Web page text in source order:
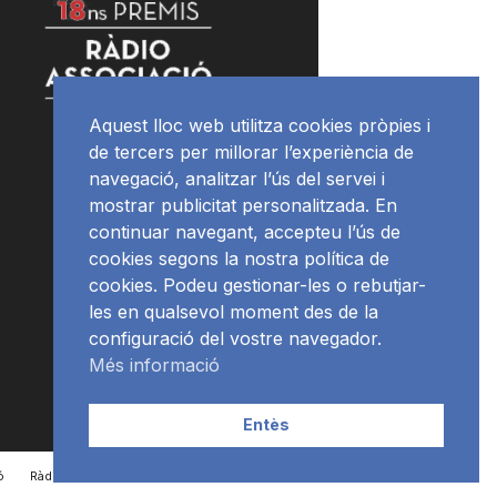
RàdioNews
Aquest lloc web utilitza cookies pròpies i
de tercers per millorar l’experiència de
navegació, analitzar l’ús del servei i
mostrar publicitat personalitzada. En
continuar navegant, accepteu l’ús de
cookies segons la nostra política de
cookies. Podeu gestionar-les o rebutjar-
les en qualsevol moment des de la
configuració del vostre navegador.
Més informació
Entès